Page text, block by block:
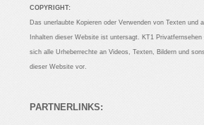
COPYRIGHT:
Das unerlaubte Kopieren oder Verwenden von Texten und
Inhalten dieser Website ist untersagt. KT1 Privatfernsehen
sich alle Urheberrechte an Videos, Texten, Bildern und
dieser Website vor.
PARTNERLINKS: